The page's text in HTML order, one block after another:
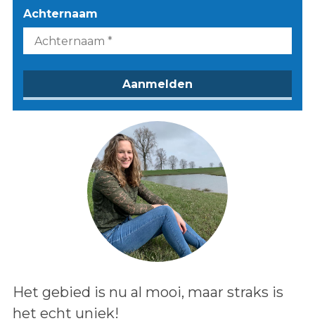
Achternaam
Lees het bericht:
Het gebied is nu al mooi, maar straks is
het echt uniek!